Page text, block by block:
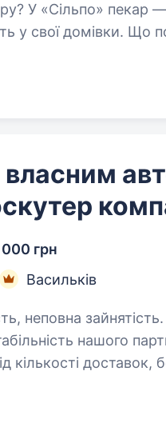
У «Сільпо» пекар —
домівки. Що потрібно
грн
Васильків
неповна зайнятість.
кількості